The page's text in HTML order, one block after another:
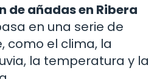
de añadas en Ribera
en una serie de
como el clima, la
la temperatura y la